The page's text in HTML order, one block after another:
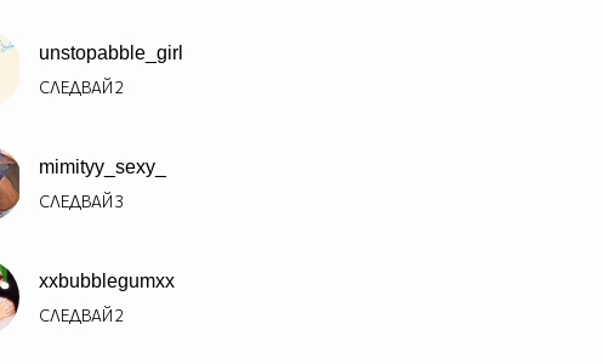
unstopabble_girl
СЛЕДВАЙ2
mimityy_sexy_
СЛЕДВАЙ3
xxbubblegumxx
СЛЕДВАЙ2